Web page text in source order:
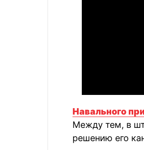
Навального
Между тем, в
решению его